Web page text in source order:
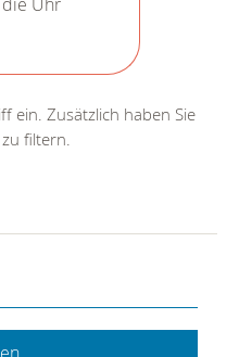
ein. Zusätzlich haben Sie
filtern.